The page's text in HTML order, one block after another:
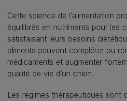
Cette science de l’alimentation
équilibrés en nutriments pour les
satisfaisant leurs besoins
aliments peuvent compléter ou
médicaments et augmenter
qualité de vie d’un chien.
Les régimes thérapeutiques sont